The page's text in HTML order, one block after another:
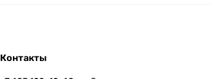
Контакты